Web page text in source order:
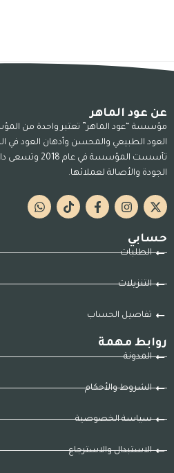
عن عود الماهر
مؤسسة “عود الماهر” تعتبر واحدة من
العود الطبيعي والمحسن وأدهان العود في
تأسست المؤسسة
الجودة والأصالة لعملائها.
حسابي
الطلبات
التنزيلات
تفاصيل الحساب
روابط مهمة
المدونة
الشروط والأحكام
سياسة الخصوصية
الاستبدال والاسترجاع